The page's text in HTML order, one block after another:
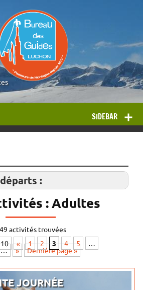
SIDEBAR
:
: Adultes
activités trouvées
« 1 2 3 4 5 …
… » Dernière page »
JOURNÉE